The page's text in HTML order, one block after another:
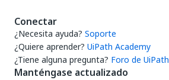
Conectar
¿Necesita ayuda? Soporte
¿Quiere aprender? UiPath Academy
¿Tiene alguna pregunta? Foro de UiPath
Manténgase actualizado